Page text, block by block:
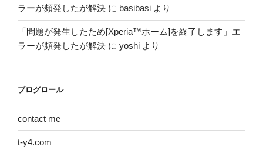
ラーが頻発したが解決 に basibasi より
「問題が発生したため[Xperia™ホーム]を終了します」エ
ラーが頻発したが解決 に yoshi より
ブログロール
contact me
t-y4.com